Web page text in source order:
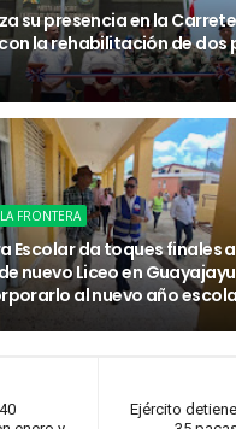
su presencia en la
la rehabilitación de dos
FRONTERA
Escolar da toques finales a
nuevo Liceo en
al nuevo año
Ejército